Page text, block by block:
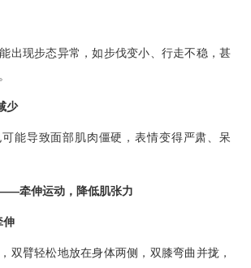
出现步态异常，如步伐变小、行走不稳，甚
少
能导致面部肌肉僵硬，表情变得严肃、呆
牵伸运动，降低肌张力
伸
双臂轻松地放在身体两侧，双膝弯曲并拢，